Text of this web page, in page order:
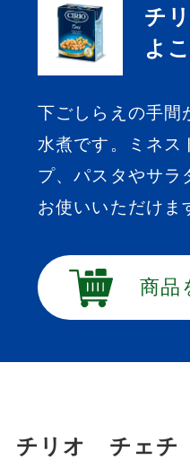
チ
よ
下ごしらえの手間
水煮です。ミネス
プ、パスタやサラ
お使いいただけま
商品
チリオ チェチ